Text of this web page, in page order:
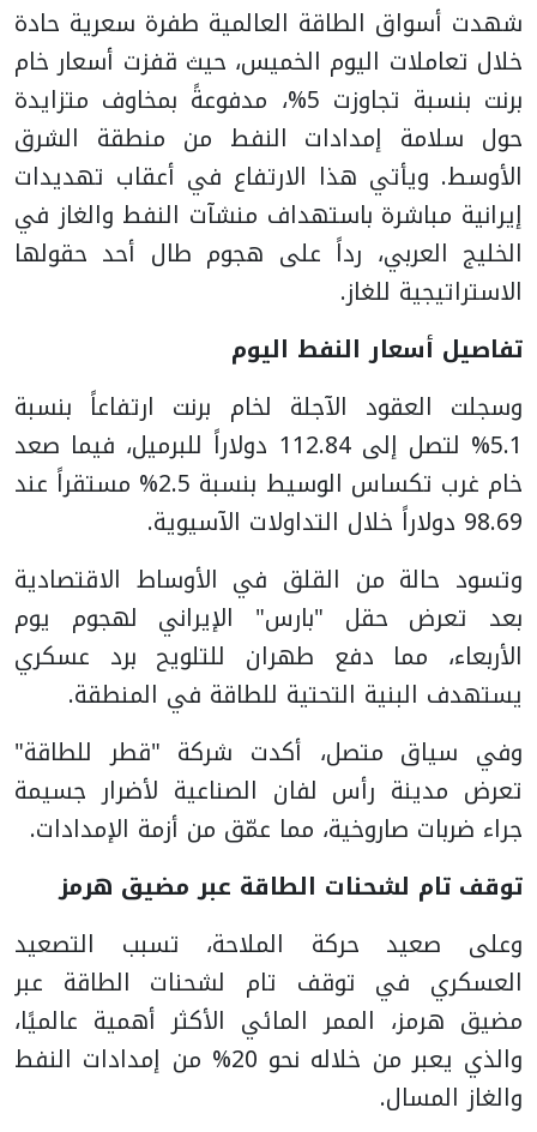
شهدت أسواق الطاقة العالمية طفرة سعرية حادة
خلال تعاملات اليوم الخميس، حيث قفزت أسعار خام
برنت بنسبة تجاوزت 5%، مدفوعةً بمخاوف متزايدة
حول سلامة إمدادات النفط من منطقة الشرق
الأوسط. ويأتي هذا الارتفاع في أعقاب تهديدات
إيرانية مباشرة باستهداف منشآت النفط والغاز في
الخليج العربي، رداً على هجوم طال أحد حقولها
الاستراتيجية للغاز.
تفاصيل أسعار النفط اليوم
وسجلت العقود الآجلة لخام برنت ارتفاعاً بنسبة
5.1% لتصل إلى 112.84 دولاراً للبرميل، فيما صعد
خام غرب تكساس الوسيط بنسبة 2.5% مستقراً عند
98.69 دولاراً خلال التداولات الآسيوية.
وتسود حالة من القلق في الأوساط الاقتصادية
بعد تعرض حقل "بارس" الإيراني لهجوم يوم
الأربعاء، مما دفع طهران للتلويح برد عسكري
يستهدف البنية التحتية للطاقة في المنطقة.
وفي سياق متصل، أكدت شركة "قطر للطاقة"
تعرض مدينة رأس لفان الصناعية لأضرار جسيمة
جراء ضربات صاروخية، مما عمّق من أزمة الإمدادات.
توقف تام لشحنات الطاقة عبر مضيق هرمز
وعلى صعيد حركة الملاحة، تسبب التصعيد
العسكري في توقف تام لشحنات الطاقة عبر
مضيق هرمز، الممر المائي الأكثر أهمية عالميًا،
والذي يعبر من خلاله نحو 20% من إمدادات النفط
والغاز المسال.